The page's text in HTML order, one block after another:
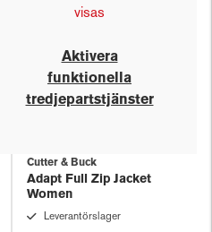
visas
Aktivera
funktionella
tredjepartstjänster
Cutter & Buck
Adapt Full Zip Jacket
Women
Leverantörslager